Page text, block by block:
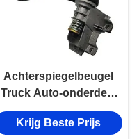
Achterspiegelbeugel
Truck Auto-onderdeel
Voor JMC 1031 1032
1041 EFN1-17682-AA
Krijg Beste Prijs